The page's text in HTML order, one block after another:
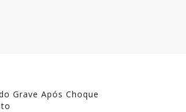
Grave Após Choque